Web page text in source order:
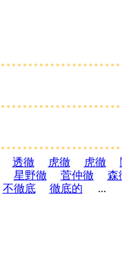
透徹 虎徹 虎徹
星野徹 菅仲徹
森
不徹底 徹底的 ...